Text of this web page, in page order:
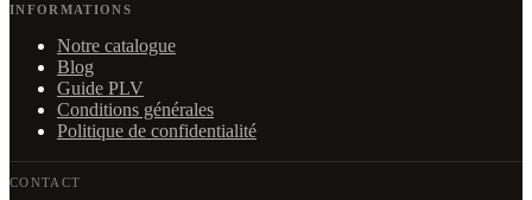
INFORMATIONS
Notre catalogue
Blog
Guide PLV
Conditions générales
Politique de confidentialité
CONTACT